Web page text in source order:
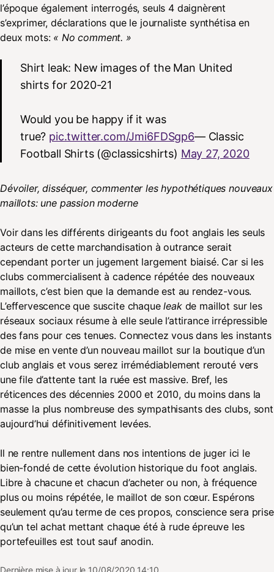
l’époque également interrogés, seuls 4 daignèrent
s’exprimer, déclarations que le journaliste synthétisa en
deux mots: « No comment. »
Shirt leak: New images of the Man United
shirts for 2020-21
Would you be happy if it was
true? pic.twitter.com/Jmi6FDSgp6— Classic
Football Shirts (@classicshirts) May 27, 2020
Dévoiler, disséquer, commenter les hypothétiques nouveaux
maillots: une passion moderne
Voir dans les différents dirigeants du foot anglais les seuls
acteurs de cette marchandisation à outrance serait
cependant porter un jugement largement biaisé. Car si les
clubs commercialisent à cadence répétée des nouveaux
maillots, c’est bien que la demande est au rendez-vous.
L’effervescence que suscite chaqueleakde maillot sur les
réseaux sociaux résume à elle seule l’attirance irrépressible
des fans pour ces tenues. Connectez vous dans les instants
de mise en vente d’un nouveau maillot sur la boutique d’un
club anglais et vous serez irrémédiablement rerouté vers
une file d’attente tant la ruée est massive. Bref, les
réticences des décennies 2000 et 2010, du moins dans la
masse la plus nombreuse des sympathisants des clubs, sont
aujourd’hui définitivement levées.
Il ne rentre nullement dans nos intentions de juger ici le
bien-fondé de cette évolution historique du foot anglais.
Libre à chacune et chacun d’acheter ou non, à fréquence
plus ou moins répétée, le maillot de son cœur. Espérons
seulement qu’au terme de ces propos, conscience sera prise
qu’un tel achat mettant chaque été à rude épreuve les
portefeuilles est tout sauf anodin.
Dernière mise à jour le 10/08/2020 14:10